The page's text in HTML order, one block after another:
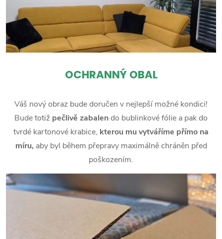
OCHRANNÝ OBAL
Váš nový obraz bude doručen v nejlepší možné kondici!
Bude totiž pečlivě zabalendo bublinkové fólie a pak do
tvrdé kartonové krabice, kterou mu vytváříme přímo na
míru, aby byl během přepravy maximálně chráněn před
poškozením.